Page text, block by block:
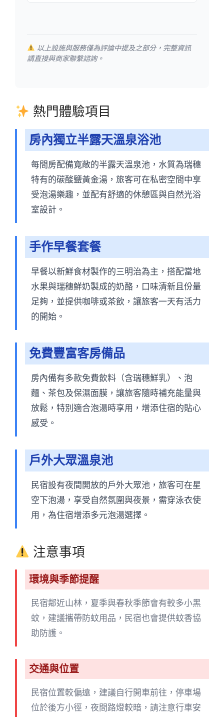
以上設施與服務僅為評論中提及之部分，完整資訊
請直接與商家聯繫諮詢。
熱門體驗項目
房內獨立半露天溫泉浴池
每間房配備寬敞的半露天溫泉池，水質為瑞穗
特有的碳酸鹽黃金湯，旅客可在私密空間中享
受泡湯樂趣，並配有舒適的休憩區與自然光浴
室設計。
手作早餐套餐
早餐以新鮮食材製作的三明治為主，搭配當地
水果與瑞穗鮮奶製成的奶酪，口味清新且份量
足夠，並提供咖啡或茶飲，讓旅客一天有活力
的開始。
免費豐富客房備品
房內備有多款免費飲料（含瑞穗鮮乳）、泡
麵、茶包及保濕面膜，讓旅客隨時補充能量與
放鬆，特別適合泡湯時享用，增添住宿的貼心
感受。
戶外大眾溫泉池
民宿設有夜間開放的戶外大眾池，旅客可在星
空下泡湯，享受自然氛圍與夜景，需穿泳衣使
用，為住宿增添多元泡湯選擇。
注意事項
環境與季節提醒
民宿鄰近山林，夏季與春秋季節會有較多小黑
蚊，建議攜帶防蚊用品，民宿也會提供蚊香協
助防護。
交通與位置
民宿位置較偏遠，建議自行開車前往，停車場
位於後方小徑，夜間路燈較暗，請注意行車安